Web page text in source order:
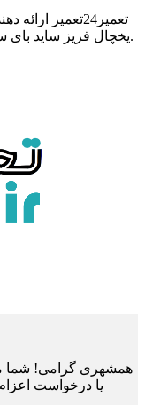
همشهری گرامی! شما
یا درخواست